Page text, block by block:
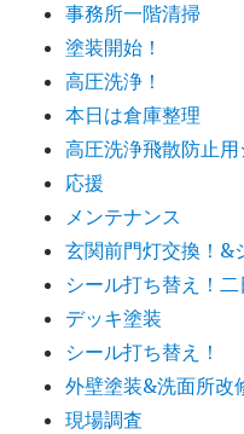
事務所一階清掃
塗装開始！
高圧洗浄！
本日は倉庫整理
高圧洗浄飛散防止用
応援
メンテナンス
玄関前門灯交換！&
シール打ち替え！二
デッキ塗装
シール打ち替え！
外壁塗装&洗面所改
現場調査